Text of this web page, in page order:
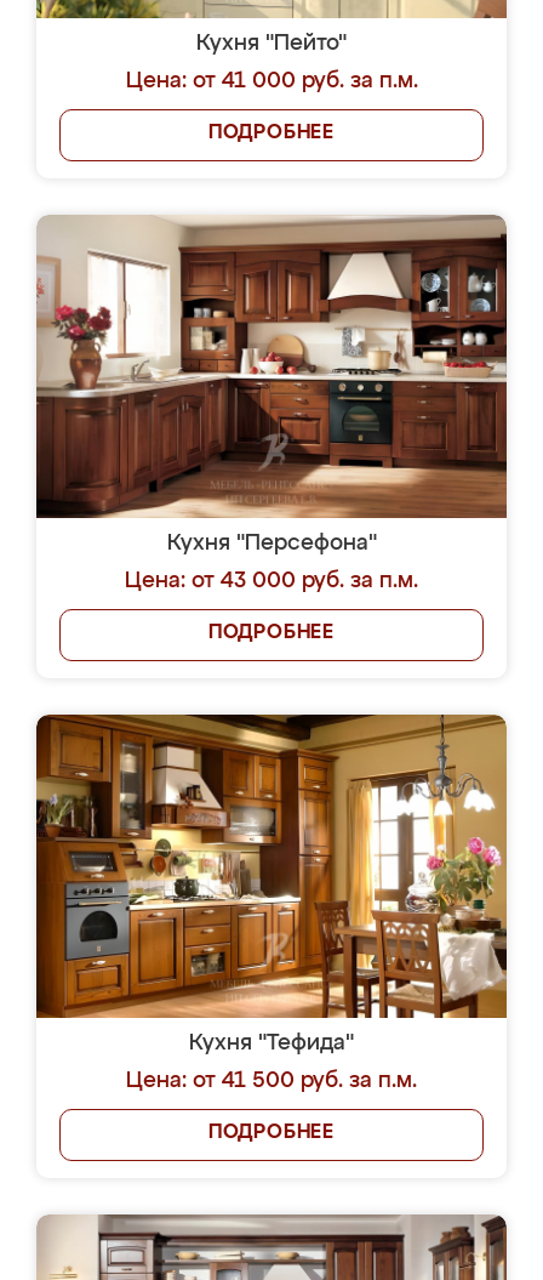
Кухня "Пейто"
Цена: от 41 000 руб. за п.м.
ПОДРОБНЕЕ
Кухня "Персефона"
Цена: от 43 000 руб. за п.м.
ПОДРОБНЕЕ
Кухня "Тефида"
Цена: от 41 500 руб. за п.м.
ПОДРОБНЕЕ